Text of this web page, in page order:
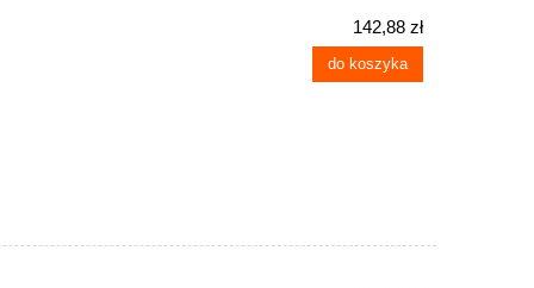
142,88 zł
do koszyka